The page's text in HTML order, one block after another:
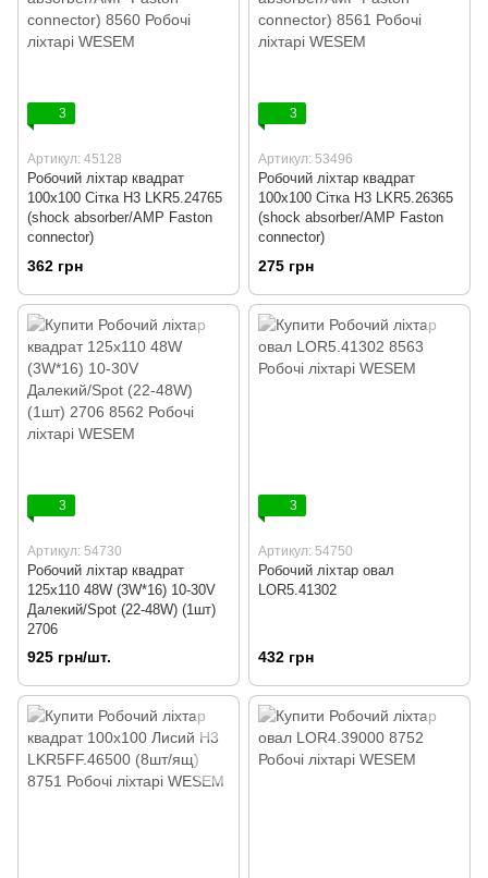
3
Артикул: 45128
Робочий ліхтар квадрат
100x100 Сітка H3 LKR5.24765
(shock absorber/AMP Faston
connector)
362 грн
3
Артикул: 53496
Робочий ліхтар квадрат
100x100 Сітка H3 LKR5.26365
(shock absorber/AMP Faston
connector)
275 грн
3
Артикул: 54730
Робочий ліхтар квадрат
125x110 48W (3W*16) 10-30V
Далекий/Spot (22-48W) (1шт)
2706
925 грн/шт.
3
Артикул: 54750
Робочий ліхтар овал
LOR5.41302
432 грн